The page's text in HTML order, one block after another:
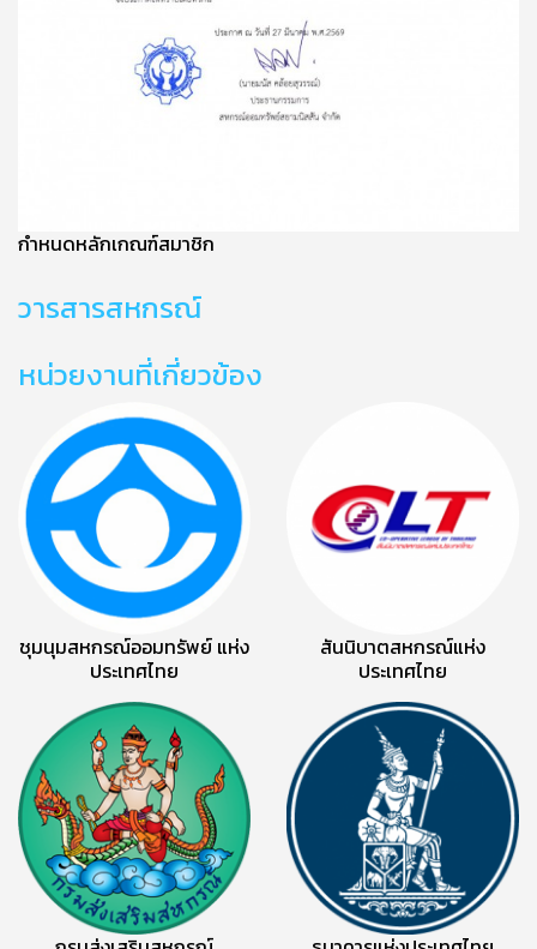
กำหนดหลักเกณฑ์สมาชิก
วารสารสหกรณ์
หน่วยงานที่เกี่ยวข้อง
ชุมนุมสหกรณ์ออมทรัพย์ แห่ง
ประเทศไทย
สันนิบาตสหกรณ์แห่ง
ประเทศไทย